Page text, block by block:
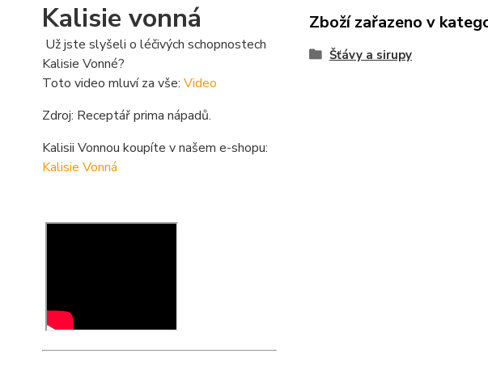
Kalisie vonná
Už jste slyšeli o léčivých schopnostech
Kalisie Vonné?
Toto video mluví za vše: Video
Zdroj: Receptář prima nápadů.
Kalisii Vonnou koupíte v našem e-shopu:
Kalisie Vonná
Zboží zařazeno v
Šťávy a sirupy